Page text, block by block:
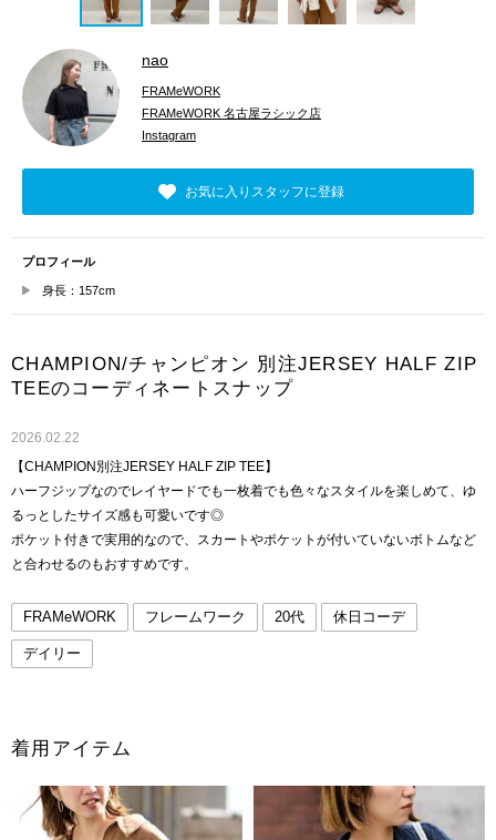
nao
FRAMeWORK
FRAMeWORK 名古屋ラシック店
Instagram
お気に入りスタッフに登録
プロフィール
身長：157cm
CHAMPION/チャンピオン 別注JERSEY HALF ZIP
TEEのコーディネートスナップ
2026.02.22
【CHAMPION別注JERSEY HALF ZIP TEE】
ハーフジップなのでレイヤードでも一枚着でも色々なスタイルを楽しめて、ゆ
るっとしたサイズ感も可愛いです◎
ポケット付きで実用的なので、スカートやポケットが付いていないボトムなど
と合わせるのもおすすめです。
FRAMeWORK フレームワーク 20代 休日コーデ
デイリー
着用アイテム